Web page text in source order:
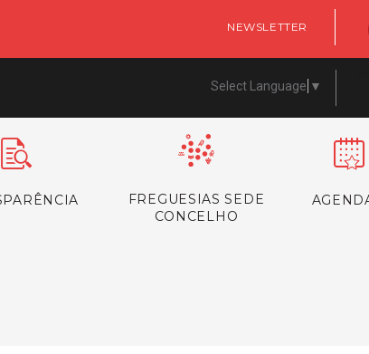
NEWSLETTER
Select Language ▼
FREGUESIAS SEDE
CONCELHO